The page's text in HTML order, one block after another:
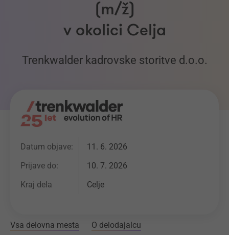
(m/ž)
v okolici Celja
Trenkwalder kadrovske storitve d.o.o.
Datum objave:
11. 6. 2026
Prijave do:
10. 7. 2026
Kraj dela
Celje
Vsa delovna mesta O delodajalcu